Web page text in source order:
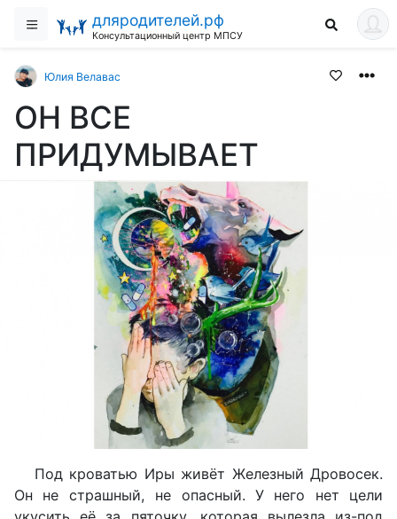
дляродителей.рф
Консультационный центр МПСУ
Юлия Велавас
ОН ВСЕ
ПРИДУМЫВАЕТ
Под кроватью Иры живёт Железный Дровосек.
Он не страшный, не опасный. У него нет цели